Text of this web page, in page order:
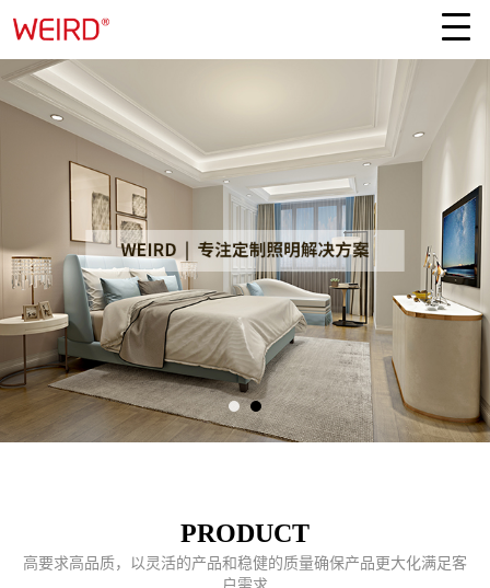
PRODUCT
高要求高品质，以灵活的产品和稳健的质量确保产品更大化满足客